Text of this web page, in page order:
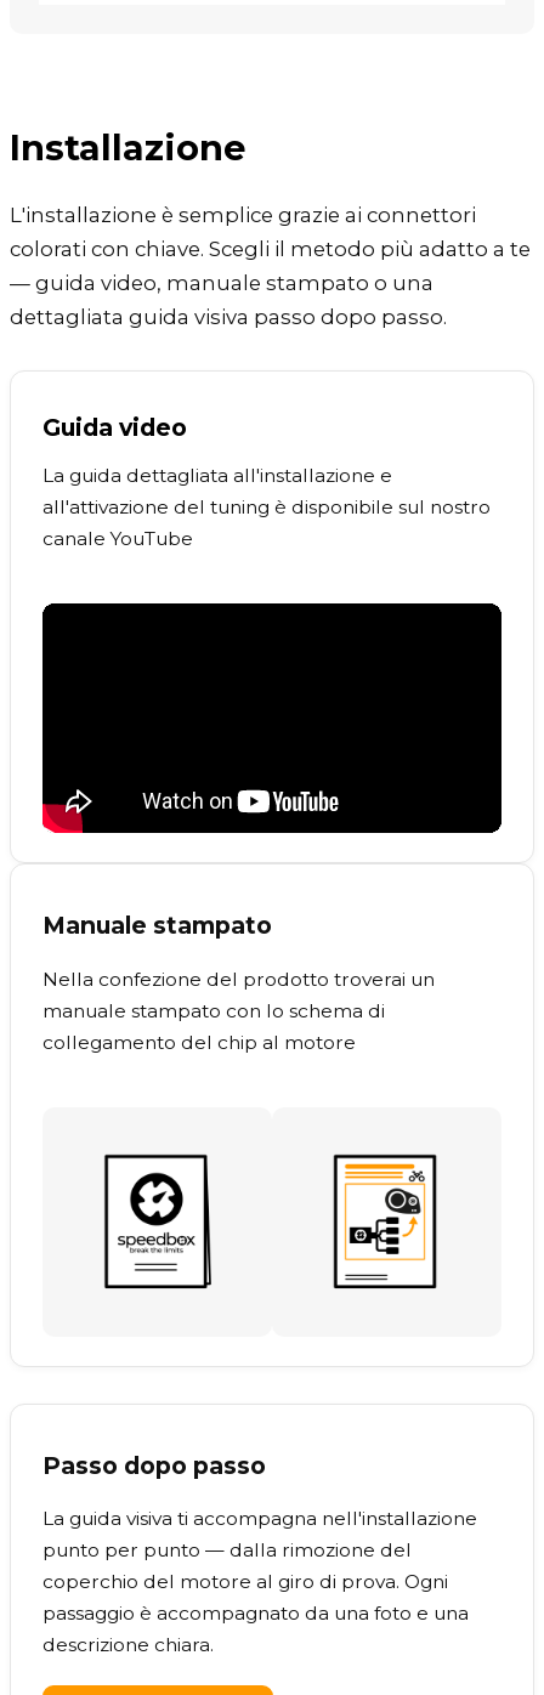
Installazione
L'installazione è semplice grazie ai connettori
colorati con chiave. Scegli il metodo più adatto a te
— guida video, manuale stampato o una
dettagliata guida visiva passo dopo passo.
Guida video
La guida dettagliata all'installazione e
all'attivazione del tuning è disponibile sul nostro
canale YouTube
Manuale stampato
Nella confezione del prodotto troverai un
manuale stampato con lo schema di
collegamento del chip al motore
Passo dopo passo
La guida visiva ti accompagna nell'installazione
punto per punto — dalla rimozione del
coperchio del motore al giro di prova. Ogni
passaggio è accompagnato da una foto e una
descrizione chiara.